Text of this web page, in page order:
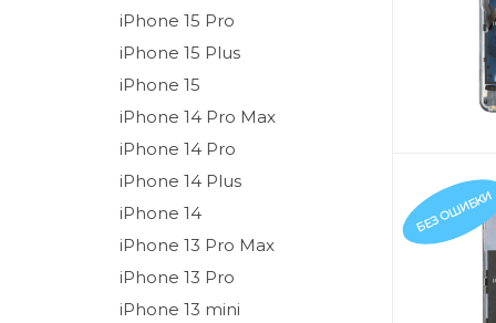
iPhone 15 Pro
iPhone 15 Plus
iPhone 15
iPhone 14 Pro Max
iPhone 14 Pro
iPhone 14 Plus
iPhone 14
iPhone 13 Pro Max
iPhone 13 Pro
iPhone 13 mini
БЕЗ ОШИБКИ